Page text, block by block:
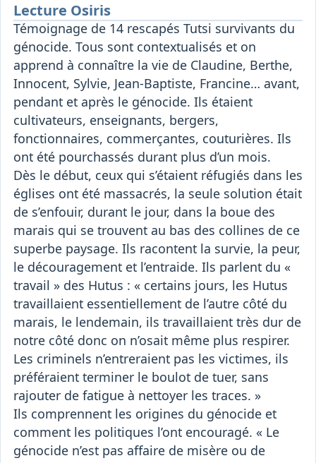
Lecture Osiris
Témoignage de 14 rescapés Tutsi survivants du
génocide. Tous sont contextualisés et on
apprend à connaître la vie de Claudine, Berthe,
Innocent, Sylvie, Jean-Baptiste, Francine… avant,
pendant et après le génocide. Ils étaient
cultivateurs, enseignants, bergers,
fonctionnaires, commerçantes, couturières. Ils
ont été pourchassés durant plus d’un mois.
Dès le début, ceux qui s’étaient réfugiés dans les
églises ont été massacrés, la seule solution était
de s’enfouir, durant le jour, dans la boue des
marais qui se trouvent au bas des collines de ce
superbe paysage. Ils racontent la survie, la peur,
le découragement et l’entraide. Ils parlent du «
travail » des Hutus : « certains jours, les Hutus
travaillaient essentiellement de l’autre côté du
marais, le lendemain, ils travaillaient très dur de
notre côté donc on n’osait même plus respirer.
Les criminels n’entreraient pas les victimes, ils
préféraient terminer le boulot de tuer, sans
rajouter de fatigue à nettoyer les traces. »
Ils comprennent les origines du génocide et
comment les politiques l’ont encouragé. « Le
génocide n’est pas affaire de misère ou de